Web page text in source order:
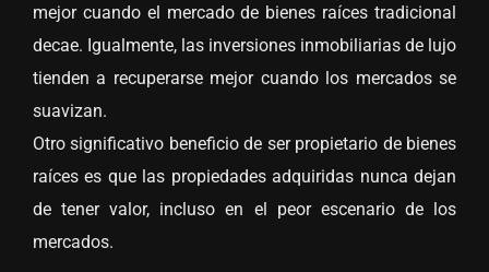
mejor cuando el mercado de bienes raíces tradicional
decae. Igualmente, las inversiones inmobiliarias de lujo
tienden a recuperarse mejor cuando los mercados se
suavizan.
Otro significativo beneficio de ser propietario de bienes
raíces es que las propiedades adquiridas nunca dejan
de tener valor, incluso en el peor escenario de los
mercados.